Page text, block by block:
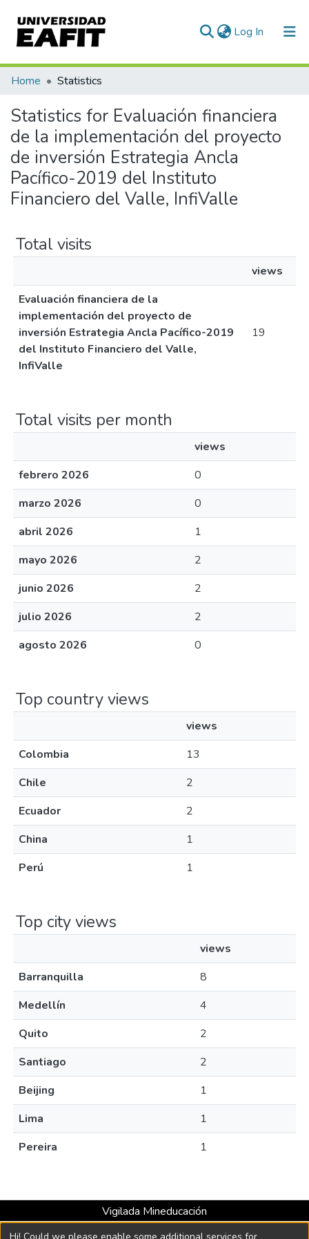
Log In (current)
Communities & Collections
All of DSpace
Home Statistics
Statistics for Evaluación financiera
de la implementación del proyecto
de inversión Estrategia Ancla
Pacífico-2019 del Instituto
Financiero del Valle, InfiValle
Total visits
views
Evaluación financiera de la
implementación del proyecto de
inversión Estrategia Ancla Pacífico-2019
del Instituto Financiero del Valle,
InfiValle
19
Total visits per month
views
febrero 2026
0
marzo 2026
0
abril 2026
1
mayo 2026
2
junio 2026
2
julio 2026
2
agosto 2026
0
Top country views
views
Colombia
13
Chile
2
Ecuador
2
China
1
Perú
1
Top city views
views
Barranquilla
8
Medellín
4
Quito
2
Santiago
2
Beijing
1
Lima
1
Pereira
1
Vigilada Mineducación
Universidad con Acreditación Institucional hasta 2026 -